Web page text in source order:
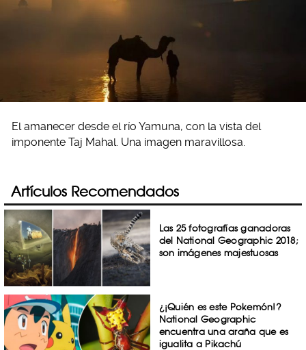
El amanecer desde el río Yamuna, con la vista del
imponente Taj Mahal. Una imagen maravillosa.
Artículos Recomendados
Las 25 fotografías ganadoras
del National Geographic 2018;
son imágenes majestuosas
¿¡Quién es este Pokemón!?
National Geographic
encuentra una araña que es
igualita a Pikachú